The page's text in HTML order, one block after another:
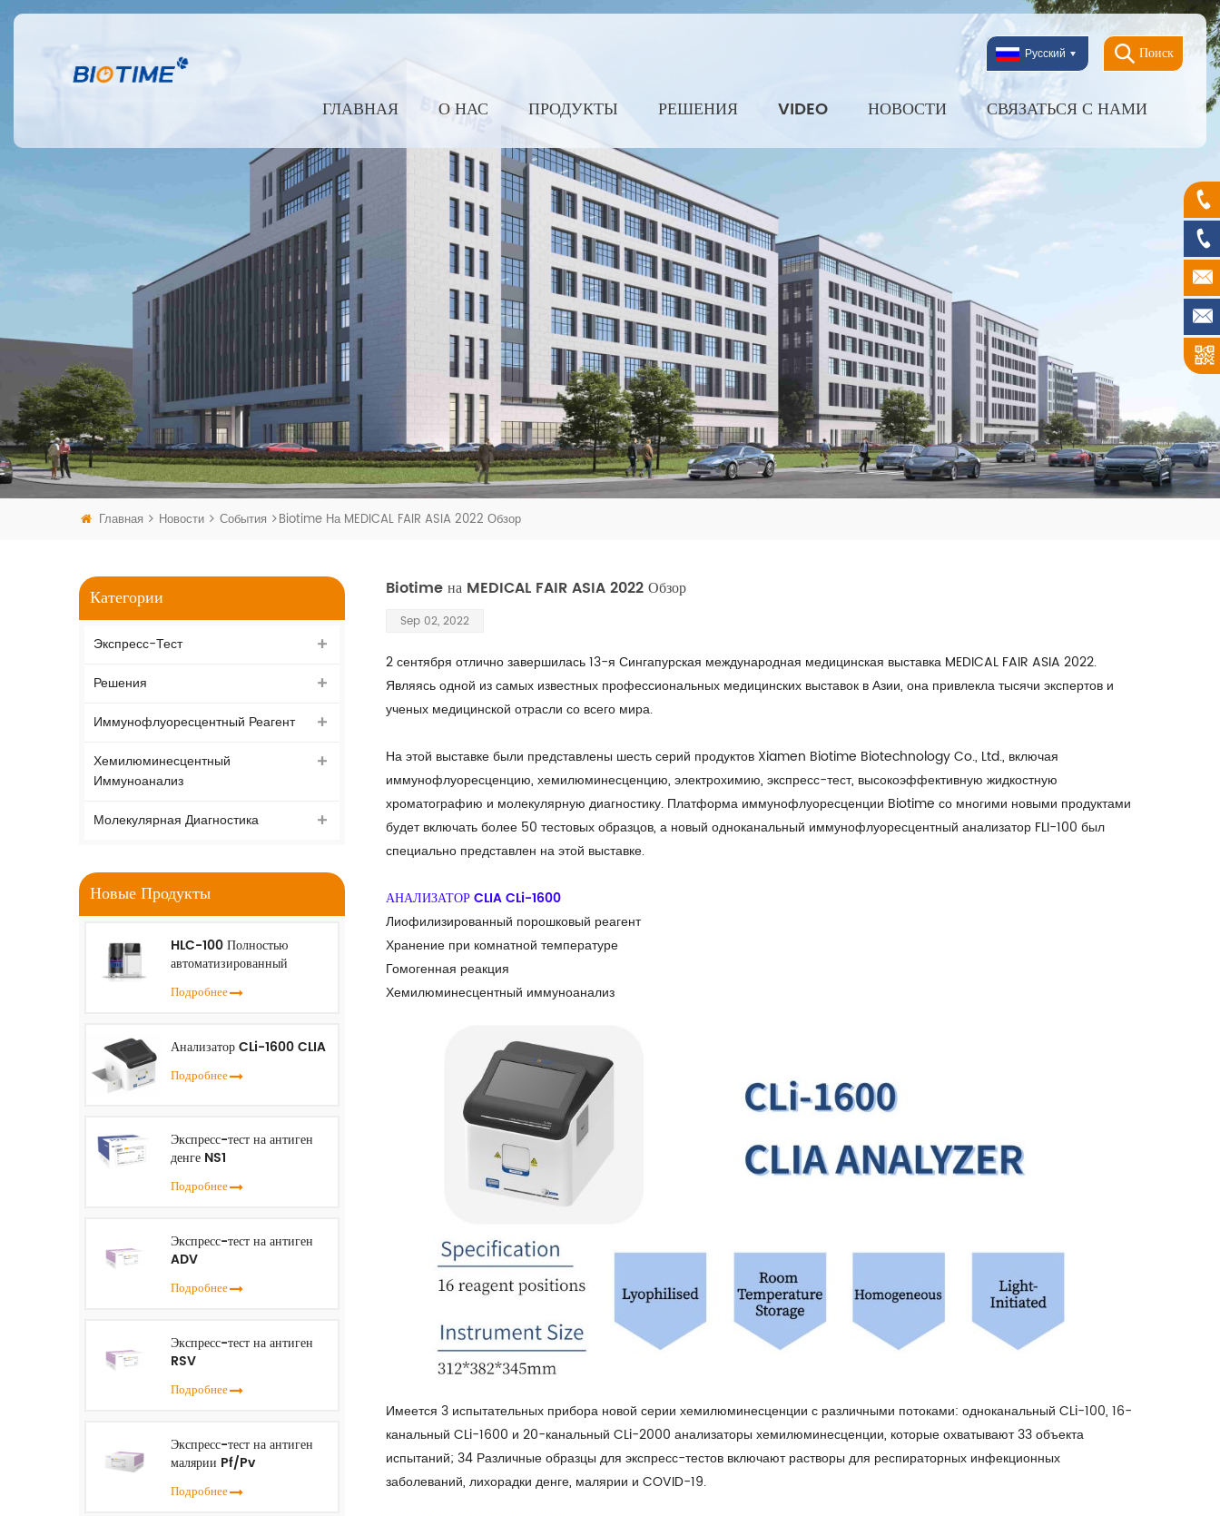
Поиск
Русский
ГЛАВНАЯ О НАС ПРОДУКТЫ РЕШЕНИЯ VIDEO НОВОСТИ СВЯЗАТЬСЯ С НАМИ
Главная Новости События Biotime На MEDICAL FAIR ASIA 2022 Обзор
Biotime на MEDICAL FAIR ASIA 2022 Обзор
Sep 02, 2022
2 сентября отлично завершилась 13-я Сингапурская международная медицинская выставка MEDICAL FAIR ASIA 2022.
Являясь одной из самых известных профессиональных медицинских выставок в Азии, она привлекла тысячи экспертов и
ученых медицинской отрасли со всего мира.
На этой выставке были представлены шесть серий продуктов Xiamen Biotime Biotechnology Co., Ltd., включая
иммунофлуоресценцию, хемилюминесценцию, электрохимию, экспресс-тест, высокоэффективную жидкостную
хроматографию и молекулярную диагностику. Платформа иммунофлуоресценции Biotime со многими новыми продуктами
будет включать более 50 тестовых образцов, а новый одноканальный иммунофлуоресцентный анализатор FLI-100 был
специально представлен на этой выставке.
АНАЛИЗАТОР CLIA CLi-1600
Лиофилизированный порошковый реагент
Хранение при комнатной температуре
Гомогенная реакция
Хемилюминесцентный иммуноанализ
Имеется 3 испытательных прибора новой серии хемилюминесценции с различными потоками: одноканальный CLi-100, 16-
канальный CLi-1600 и 20-канальный CLi-2000 анализаторы хемилюминесценции, которые охватывают 33 объекта
испытаний; 34 Различные образцы для экспресс-тестов включают растворы для респираторных инфекционных
заболеваний, лихорадки денге, малярии и COVID-19.
Категории
Экспресс-Тест
Решения
Иммунофлуоресцентный Реагент
Хемилюминесцентный
Иммуноанализ
Молекулярная Диагностика
Новые Продукты
HLC-100 Полностью
автоматизированный
Подробнее
Анализатор CLi-1600 CLIA
Подробнее
Экспресс-тест на антиген
денге NS1
Подробнее
Экспресс-тест на антиген
ADV
Подробнее
Экспресс-тест на антиген
RSV
Подробнее
Экспресс-тест на антиген
малярии Pf/Pv
Подробнее